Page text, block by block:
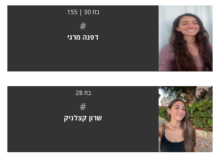
בת 30 | 155
#
דפנה מרגי
בת 28
#
שרון קצלניק